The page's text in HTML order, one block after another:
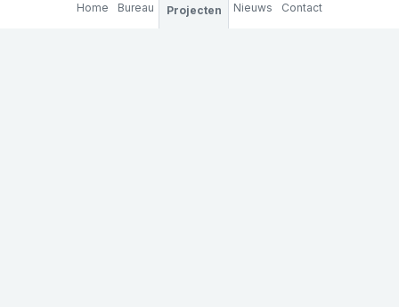
Home Bureau Projecten Nieuws Contact